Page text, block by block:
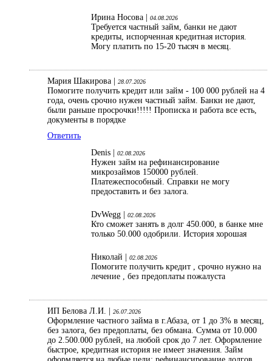
Ирина Носова | 04.08.2026
Требуется частный займ, банки не дают
кредиты, испорченная кредитная история.
Могу платить по 15-20 тысяч в месяц.
Мария Шакирова | 28.07.2026
Помогите получить кредит или займ - 100 000 рублей на 4
года, очень срочно нужен частный займ. Банки не дают,
были раньше просрочки!!!!! Прописка и работа все есть,
документы в порядке
Ответить
Denis |
02.08.2026
Нужен займ на рефинансирование
микрозаймов 150000 рублей.
Платежеспособный. Справки не могу
предоставить и без залога.
DvWegg | 02.08.2026
Кто сможет занять в долг 450.000, в банке мне
только 50.000 одобрили. История хорошая
Николай | 02.08.2026
Помогите получить кредит , срочно нужно на
лечение , без предоплаты пожалуста
ИП Белова Л.И. | 26.07.2026
Оформление частного займа в г.Абаза, от 1 до 3% в месяц,
без залога, без предоплаты, без обмана. Сумма от 10.000
до 2.500.000 рублей, на любой срок до 7 лет. Оформление
быстрое, кредитная история не имеет значения. Займ